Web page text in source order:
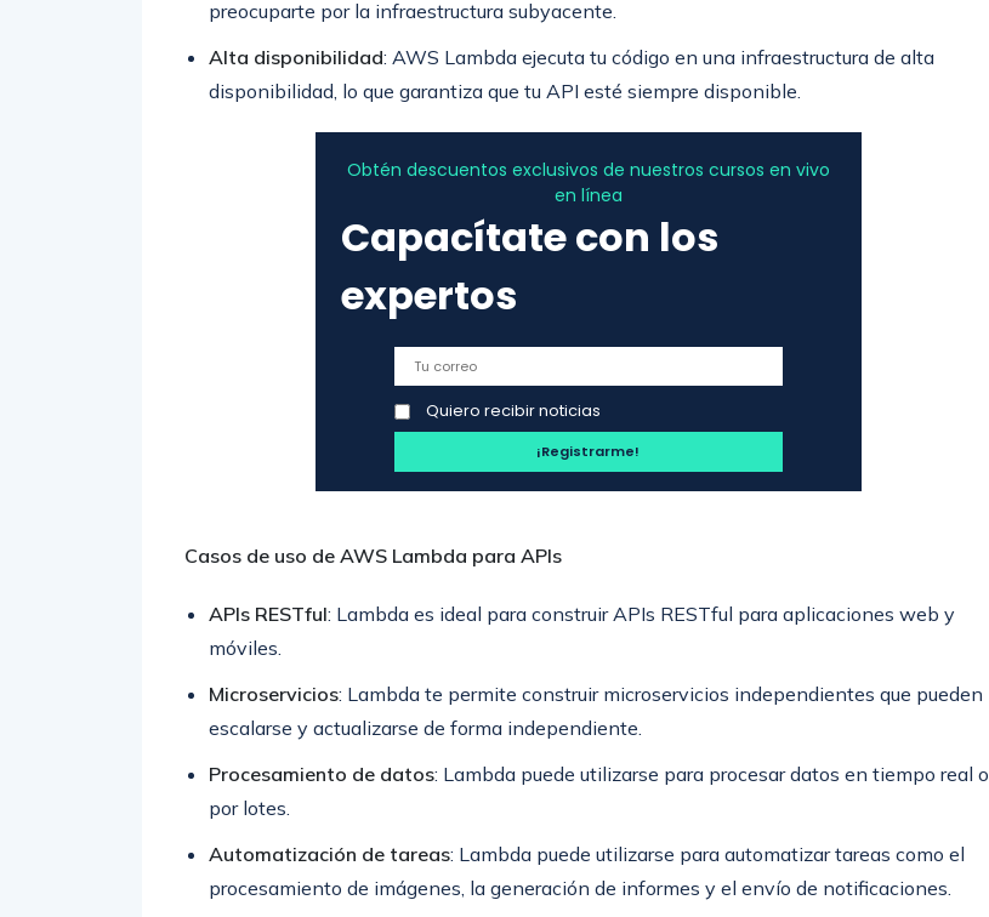
preocuparte por la infraestructura subyacente.
Alta disponibilidad: AWS Lambda ejecuta tu código en una infraestructura de alta
disponibilidad, lo que garantiza que tu API esté siempre disponible.
Obtén descuentos exclusivos de nuestros cursos en vivo
en línea
Capacítate con los
expertos
Quiero recibir noticias
Casos de uso de AWS Lambda para APIs
APIs RESTful: Lambda es ideal para construir APIs RESTful para aplicaciones web y
móviles.
Microservicios: Lambda te permite construir microservicios independientes que pueden
escalarse y actualizarse de forma independiente.
Procesamiento de datos: Lambda puede utilizarse para procesar datos en tiempo real o
por lotes.
Automatización de tareas: Lambda puede utilizarse para automatizar tareas como el
procesamiento de imágenes, la generación de informes y el envío de notificaciones.